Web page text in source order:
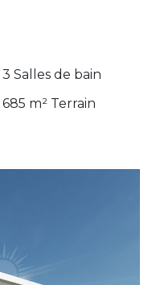
3 Salles de bain
685 m² Terrain